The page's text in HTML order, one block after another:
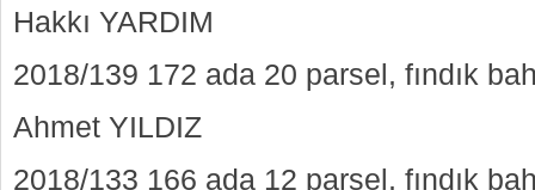
Hakkı YARDIM
2018/139 172 ada 20 parsel, fındık
Ahmet YILDIZ
2018/133 166 ada 12 parsel, fındık